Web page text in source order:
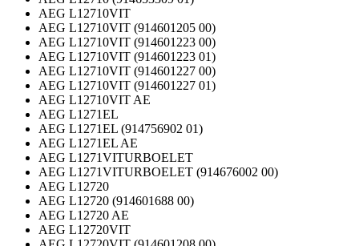
AEG L12710VIT
AEG L12710VIT (914601205 00)
AEG L12710VIT (914601223 00)
AEG L12710VIT (914601223 01)
AEG L12710VIT (914601227 00)
AEG L12710VIT (914601227 01)
AEG L12710VIT AE
AEG L1271EL
AEG L1271EL (914756902 01)
AEG L1271EL AE
AEG L1271VITURBOELET
AEG L1271VITURBOELET (914676002 00)
AEG L12720
AEG L12720 (914601688 00)
AEG L12720 AE
AEG L12720VIT